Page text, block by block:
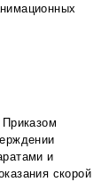
и
скорой